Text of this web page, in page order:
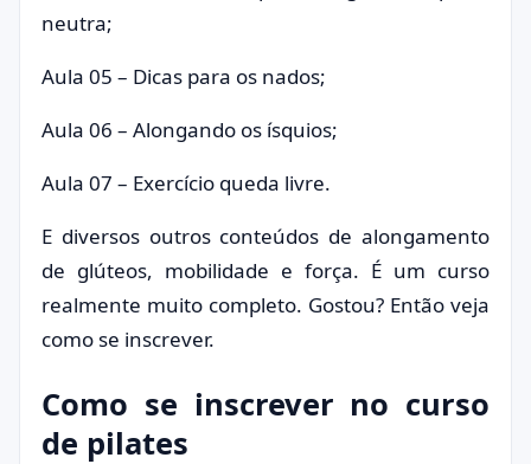
neutra;
Aula 05 – Dicas para os nados;
Aula 06 – Alongando os ísquios;
Aula 07 – Exercício queda livre.
E diversos outros conteúdos de alongamento
de glúteos, mobilidade e força. É um curso
realmente muito completo. Gostou? Então veja
como se inscrever.
Como se inscrever no curso
de pilates